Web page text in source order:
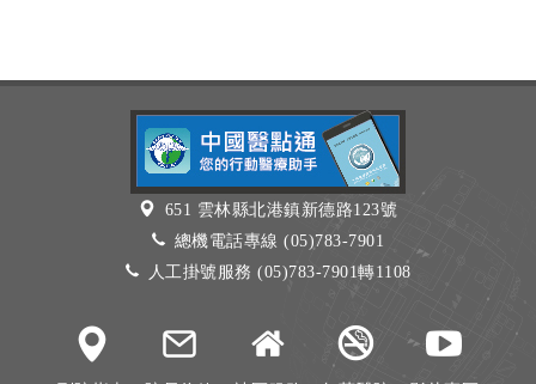
651 雲林縣北港鎮新德路123號
總機電話專線 (05)783-7901
人工掛號服務 (05)783-7901轉1108